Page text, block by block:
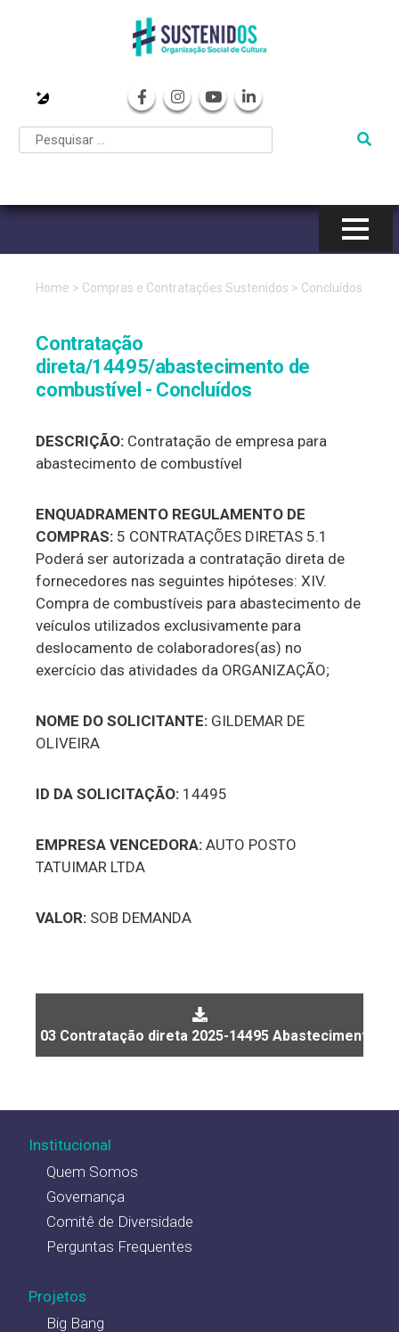
Pular
o
Home > Compras e Contratações Sustenidos > Concluídos
Contratação
direta/14495/abastecimento de
combustível - Concluídos
DESCRIÇÃO: Contratação de empresa para
abastecimento de combustível
ENQUADRAMENTO REGULAMENTO DE
COMPRAS: 5 CONTRATAÇÕES DIRETAS 5.1
Poderá ser autorizada a contratação direta de
fornecedores nas seguintes hipóteses: XIV.
Compra de combustíveis para abastecimento de
veículos utilizados exclusivamente para
deslocamento de colaboradores(as) no
exercício das atividades da ORGANIZAÇÃO;
NOME DO SOLICITANTE: GILDEMAR DE
OLIVEIRA
ID DA SOLICITAÇÃO: 14495
EMPRESA VENCEDORA:AUTO POSTO
TATUIMAR LTDA
VALOR: SOB DEMANDA
03 Contratação direta 2025-14495 Abastecimento
Institucional
Quem Somos
Governança
Comitê de Diversidade
Perguntas Frequentes
Projetos
Big Bang